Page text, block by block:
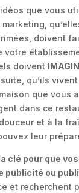
que vous
doivent
votre
doivent
qu’ils
que vous
dans ce
et à la
leur
clé pour que
publicité ou
et recherchent